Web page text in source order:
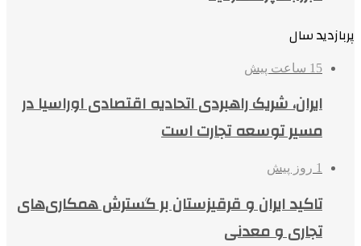
پربازدید سال
15 ساعت پیش
ایران، شریک راهبردی اتحادیه اقتصادی اوراسیا در
مسیر توسعه تجارت است
1 روز پیش
تاکید ایران و قرقیزستان بر گسترش همکاری‌های
تجاری و معدنی